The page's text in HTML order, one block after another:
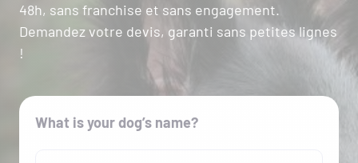
48h, sans franchise et sans engagement.
Demandez votre devis, garanti sans petites lignes
!
What is your dog’s name?